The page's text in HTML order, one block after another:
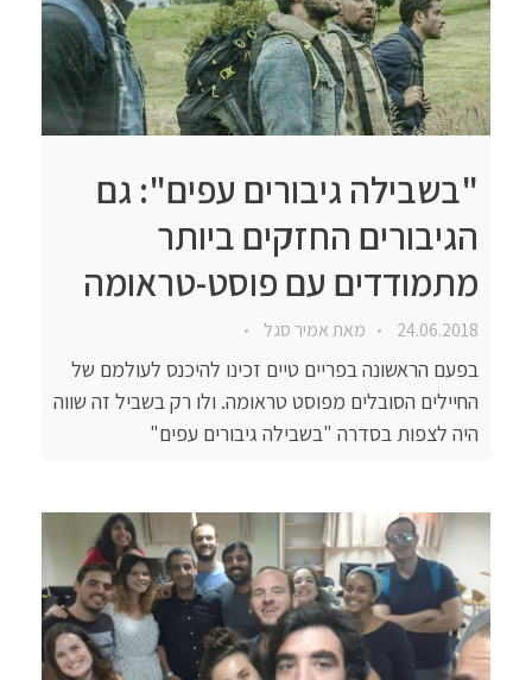
"בשבילה גיבורים עפים": גם
הגיבורים החזקים ביותר
מתמודדים עם פוסט-טראומה
24.06.2018 מאתאמיר סגל
בפעם הראשונה בפריים טיים זכינו להיכנס לעולמם של
החיילים הסובלים מפוסט טראומה. ולו רק בשביל זה שווה
היה לצפות בסדרה "בשבילה גיבורים עפים"